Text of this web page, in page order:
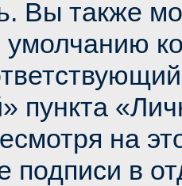
Вы также
умолчанию
пункта
на
подписи в